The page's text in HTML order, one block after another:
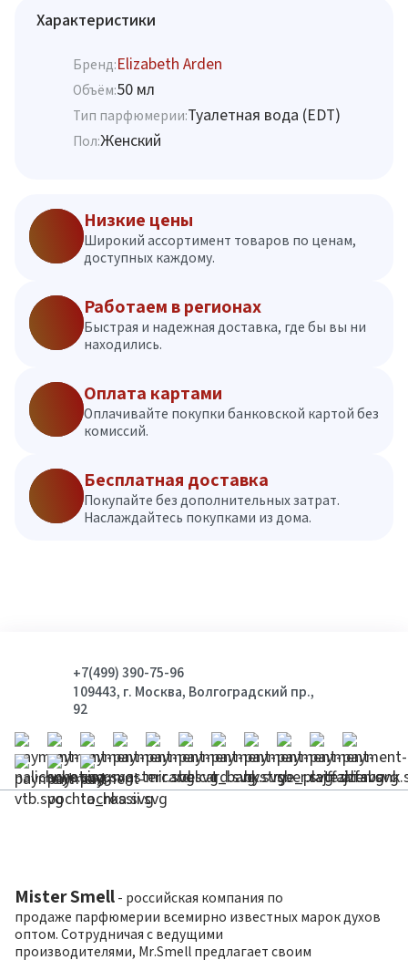
Характеристики
Бренд:Elizabeth Arden
Объём:50 мл
Тип парфюмерии:Туалетная вода (EDT)
Пол:Женский
Низкие цены
Широкий ассортимент товаров по ценам,
доступных каждому.
Работаем в регионах
Быстрая и надежная доставка, где бы вы ни
находились.
Оплата картами
Оплачивайте покупки банковской картой без
комиссий.
Бесплатная доставка
Покупайте без дополнительных затрат.
Наслаждайтесь покупками из дома.
+7(499) 390-75-96
109443, г. Москва, Волгоградский пр.,
92
Mister Smell - российская компания по
продаже парфюмерии всемирно известных марок духов
оптом. Сотрудничая с ведущими
производителями, Mr.Smell предлагает своим